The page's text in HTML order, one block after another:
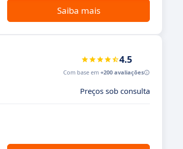
Saiba mais
4.5
Com base em +200 avaliações
Preços sob consulta